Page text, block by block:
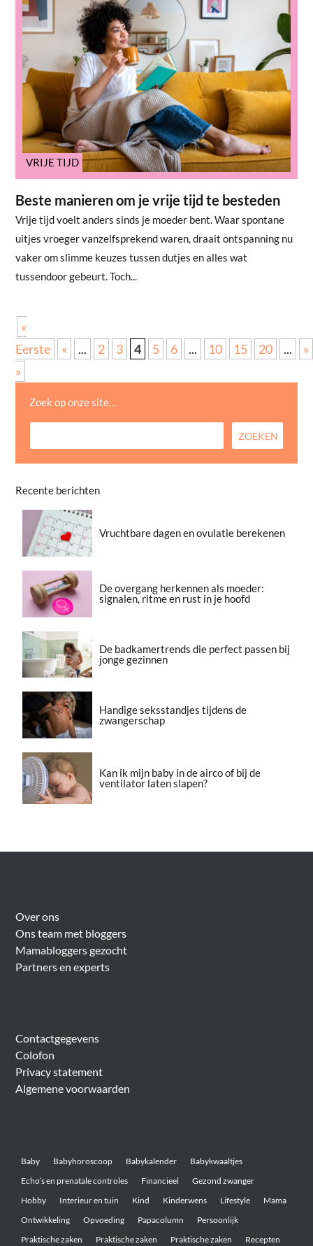
VRIJE TIJD
Beste manieren om je vrije tijd te besteden
Vrije tijd voelt anders sinds je moeder bent. Waar spontane
uitjes vroeger vanzelfsprekend waren, draait ontspanning nu
vaker om slimme keuzes tussen dutjes en alles wat
tussendoor gebeurt. Toch...
«
Eerste
« ... 2 3 4 5 6 ... 10 15 20 ...
»
»
Zoek op onze site…
Recente berichten
Vruchtbare dagen en ovulatie berekenen
De overgang herkennen als moeder:
signalen, ritme en rust in je hoofd
De badkamertrends die perfect passen bij
jonge gezinnen
Handige seksstandjes tijdens de
zwangerschap
Kan ik mijn baby in de airco of bij de
ventilator laten slapen?
Over ons
Ons team met bloggers
Mamabloggers gezocht
Partners en experts
Contactgegevens
Colofon
Privacy statement
Algemene voorwaarden
Baby Babyhoroscoop Babykalender
Babykwaaltjes
Echo’s en prenatale controles
Financieel
Gezond zwanger
Hobby
Interieur en tuin Kind Kinderwens Lifestyle
Mama
Ontwikkeling
Opvoeding Papacolumn
Persoonlijk
Praktische zaken
Praktische zaken Praktische zaken
Recepten